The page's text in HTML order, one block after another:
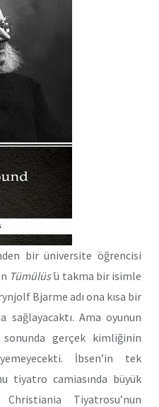
bir üniversite öğrencisi
Tümülüs’ü takma bir isimle
Bjarme adı ona kısa bir
Ama oyunun
sonunda gerçek kimliğinin
İbsen’in tek
tiyatro camiasında büyük
Tiyatrosu’nun